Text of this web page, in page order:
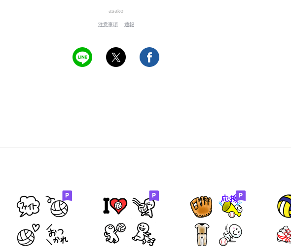
asako
注意事項 通報